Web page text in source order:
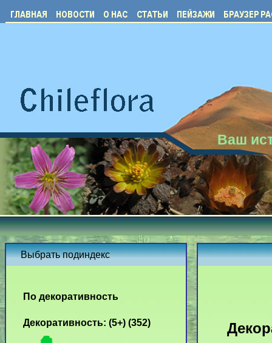
Ваш
Выбрать подиндекс
По декоративность
Декоративность: (5+) (352)